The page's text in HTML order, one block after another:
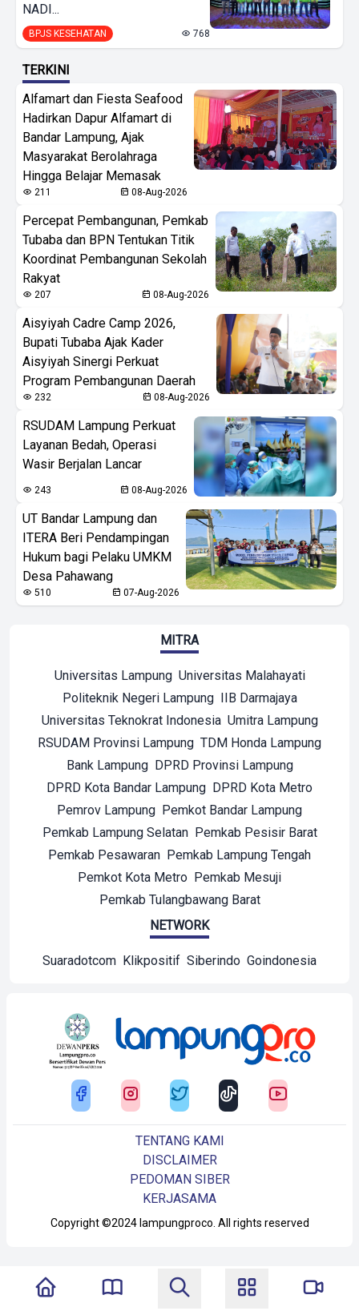
NADI...
BPJS KESEHATAN 768
TERKINI
Alfamart dan Fiesta Seafood
Hadirkan Dapur Alfamart di
Bandar Lampung, Ajak
Masyarakat Berolahraga
Hingga Belajar Memasak
211 08-Aug-2026
Percepat Pembangunan, Pemkab
Tubaba dan BPN Tentukan Titik
Koordinat Pembangunan Sekolah
Rakyat
207 08-Aug-2026
Aisyiyah Cadre Camp 2026,
Bupati Tubaba Ajak Kader
Aisyiyah Sinergi Perkuat
Program Pembangunan Daerah
232 08-Aug-2026
RSUDAM Lampung Perkuat
Layanan Bedah, Operasi
Wasir Berjalan Lancar
243 08-Aug-2026
UT Bandar Lampung dan
ITERA Beri Pendampingan
Hukum bagi Pelaku UMKM
Desa Pahawang
510 07-Aug-2026
MITRA
Universitas Lampung Universitas Malahayati
Politeknik Negeri Lampung IIB Darmajaya
Universitas Teknokrat Indonesia Umitra Lampung
RSUDAM Provinsi Lampung TDM Honda Lampung
Bank Lampung DPRD Provinsi Lampung
DPRD Kota Bandar Lampung DPRD Kota Metro
Pemrov Lampung Pemkot Bandar Lampung
Pemkab Lampung Selatan Pemkab Pesisir Barat
Pemkab Pesawaran Pemkab Lampung Tengah
Pemkot Kota Metro Pemkab Mesuji
Pemkab Tulangbawang Barat
NETWORK
Suaradotcom Klikpositif Siberindo Goindonesia
Copyright ©2024 lampungproco. All rights reserved
TENTANG KAMI
DISCLAIMER
PEDOMAN SIBER
KERJASAMA